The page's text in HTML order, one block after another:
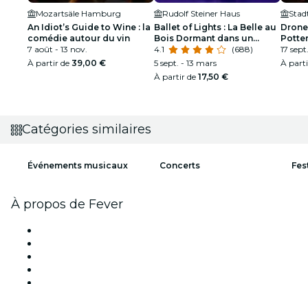
Mozartsäle Hamburg
An Idiot’s Guide to Wine : la
comédie autour du vin
7 août - 13 nov.
À partir de 39,00 €
Rudolf Steiner Haus
Ballet of Lights : La Belle au
Bois Dormant dans un
spectacle étincelant
4.1
(688)
5 sept. - 13 mars
À partir de 17,50 €
17 sept.
À
Catégories similaires
Événements musicaux Concerts
À propos de Fever